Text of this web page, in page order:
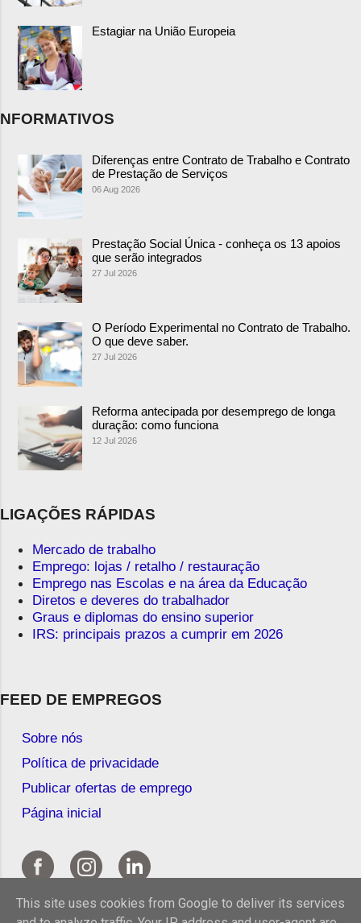
Estagiar na União Europeia
NFORMATIVOS
Diferenças entre Contrato de Trabalho e Contrato
de Prestação de Serviços
06 Aug 2026
Prestação Social Única - conheça os 13 apoios
que serão integrados
27 Jul 2026
O Período Experimental no Contrato de Trabalho.
O que deve saber.
27 Jul 2026
Reforma antecipada por desemprego de longa
duração: como funciona
12 Jul 2026
LIGAÇÕES RÁPIDAS
Mercado de trabalho
Emprego: lojas / retalho / restauração
Emprego nas Escolas e na área da Educação
Diretos e deveres do trabalhador
Graus e diplomas do ensino superior
IRS: principais prazos a cumprir em 2026
FEED DE EMPREGOS
Sobre nós
Política de privacidade
Publicar ofertas de emprego
Página inicial
This site uses cookies from Google to deliver its services